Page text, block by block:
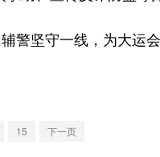
坚守一线，为大运会
15 下一页